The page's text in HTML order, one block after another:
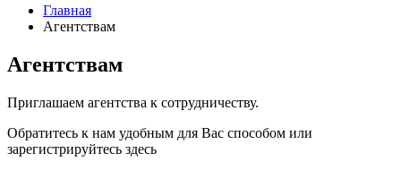
Главная
Агентствам
Агентствам
Приглашаем агентства к сотрудничеству.
Обратитесь к нам удобным для Вас способом или
зарегистрируйтесь здесь